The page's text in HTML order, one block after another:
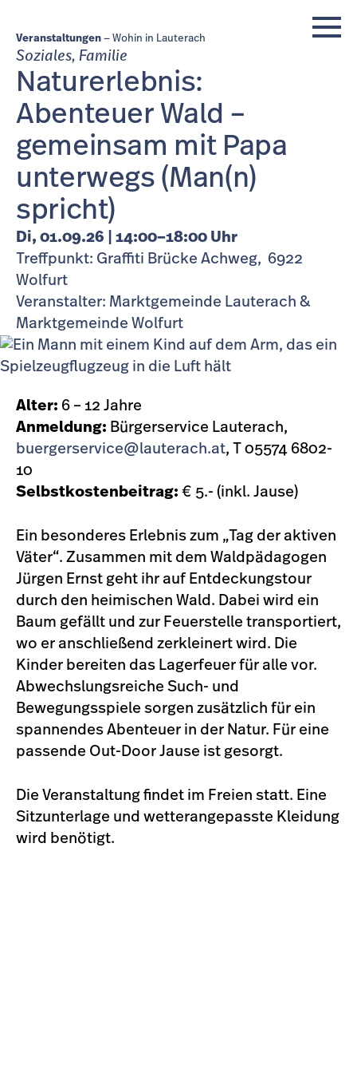
Veranstaltungen Wohin in Lauterach
Soziales, Familie
Naturerlebnis:
Abenteuer Wald –
gemeinsam mit Papa
unterwegs (Man(n)
spricht)
Di, 01.09.26 | 14:00–18:00 Uhr
Treffpunkt: Graffiti Brücke Achweg, 6922
Wolfurt
Veranstalter: Marktgemeinde Lauterach &
Marktgemeinde Wolfurt
Alter: 6 – 12 Jahre
Anmeldung: Bürgerservice Lauterach,
buergerservice@lauterach.at, T 05574 6802-
10
Selbstkostenbeitrag: € 5.- (inkl. Jause)
Ein besonderes Erlebnis zum „Tag der aktiven
Väter“. Zusammen mit dem Waldpädagogen
Jürgen Ernst geht ihr auf Entdeckungstour
durch den heimischen Wald. Dabei wird ein
Baum gefällt und zur Feuerstelle transportiert,
wo er anschließend zerkleinert wird. Die
Kinder bereiten das Lagerfeuer für alle vor.
Abwechslungsreiche Such- und
Bewegungsspiele sorgen zusätzlich für ein
spannendes Abenteuer in der Natur. Für eine
passende Out-Door Jause ist gesorgt.
Die Veranstaltung findet im Freien statt. Eine
Sitzunterlage und wetterangepasste Kleidung
wird benötigt.